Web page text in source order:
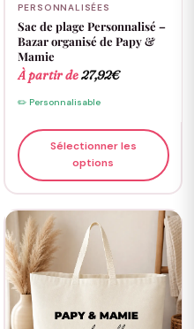
PERSONNALISÉES
Sac de plage Personnalisé –
Bazar organisé de Papy &
Mamie
À partir de27,92€
✏️ Personnalisable
Sélectionner les
options